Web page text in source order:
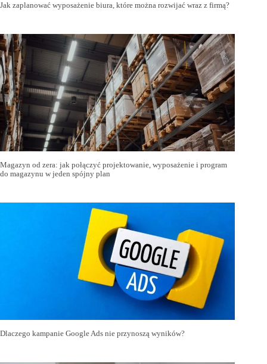
Jak zaplanować wyposażenie biura, które można rozwijać wraz z firmą?
Magazyn od zera: jak połączyć projektowanie, wyposażenie i program
do magazynu w jeden spójny plan
Dlaczego kampanie Google Ads nie przynoszą wyników?